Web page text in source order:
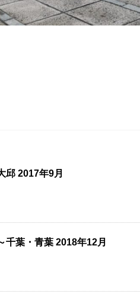
邱 2017年9月
千葉・青葉 2018年12月